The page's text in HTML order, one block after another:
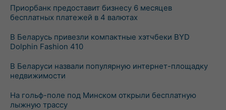
Приорбанк предоставит бизнесу 6 месяцев
бесплатных платежей в 4 валютах
В Беларусь привезли компактные хэтчбеки BYD
Dolphin Fashion 410
В Беларуси назвали популярную интернет-площадку
недвижимости
На гольф-поле под Минском открыли бесплатную
лыжную трассу